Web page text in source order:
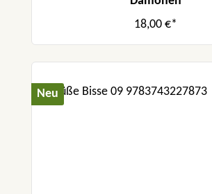
18,00 €*
Neu